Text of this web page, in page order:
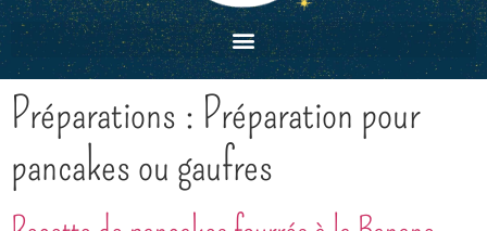
Préparations : Préparation pour
pancakes ou gaufres